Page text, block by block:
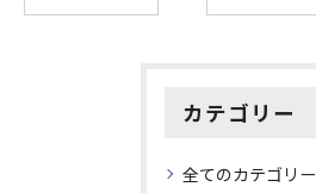
カテゴリー
全てのカテゴリー